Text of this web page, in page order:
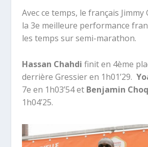
Avec ce temps, le français
la 3e meilleure performance
les temps sur semi-marathon.
Hassan Chahdi finit en 4ème
derrière Gressier en 1h01’29.
7e en 1h03’54 et Benjamin
1h04’25.